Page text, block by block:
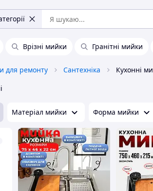
Врізні мийки Гранітні мийки
для ремонту Сантехніка Кухонні
Матеріал мийки Форма мийки